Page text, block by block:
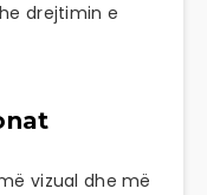
drejtimin e
vizual dhe më